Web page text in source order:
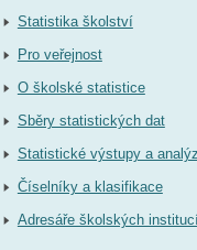
Statistika školství
Pro veřejnost
O školské statistice
Sběry statistických dat
Statistické výstupy a
Číselníky a klasifikace
Adresáře školských